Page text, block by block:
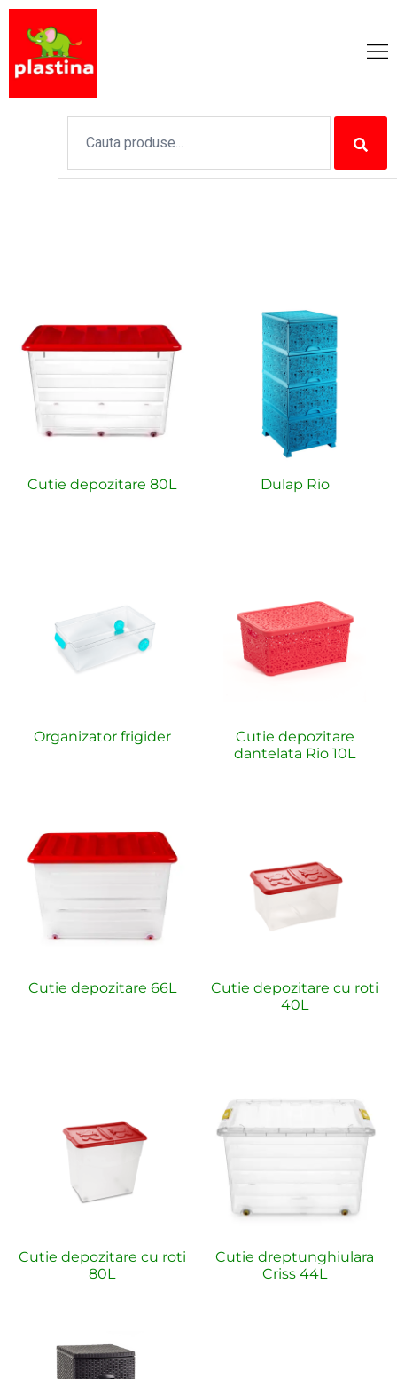
Cutie depozitare 80L Dulap Rio
Organizator frigider
Cutie depozitare
dantelata Rio 10L
Cutie depozitare 66L
Cutie depozitare cu roti
40L
Cutie depozitare cu roti
80L
Cutie dreptunghiulara
Criss 44L